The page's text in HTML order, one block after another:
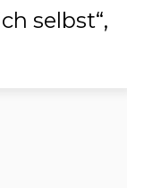
selbst“,